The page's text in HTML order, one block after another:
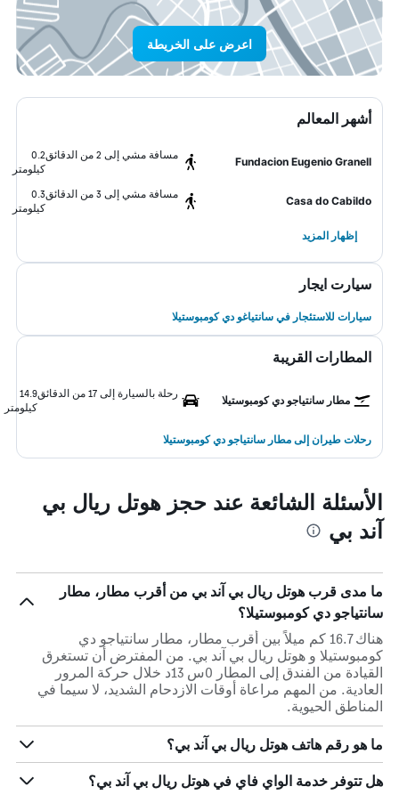
اعرض على الخريطة
أشهر المعالم
Fundacion Eugenio Granell
مسافة مشي إلى 2 من الدقائق
0.2
كيلومتر
Casa do Cabildo
مسافة مشي إلى 3 من الدقائق
0.3
كيلومتر
إظهار المزيد
سيارت ايجار
سيارات للاستئجار في سانتياغو دي كومبوستيلا
المطارات القريبة
مطار سانتياجو دي كومبوستيلا
رحلة بالسيارة إلى 17 من الدقائق
14.9
كيلومتر
رحلات طيران إلى مطار سانتياجو دي كومبوستيلا
الأسئلة الشائعة عند حجز هوتل ريال بي
آند بي
ما مدى قرب هوتل ريال بي آند بي من أقرب مطار، مطار
سانتياجو دي كومبوستيلا؟
هناك 16.7 كم ميلاً بين أقرب مطار، مطار سانتياجو دي
كومبوستيلا و هوتل ريال بي آند بي. من المفترض أن تستغرق
القيادة من الفندق إلى المطار 0س 13د خلال حركة المرور
العادية. من المهم مراعاة أوقات الازدحام الشديد، لا سيما في
المناطق الحيوية.
ما هو رقم هاتف هوتل ريال بي آند بي؟
هل تتوفر خدمة الواي فاي في هوتل ريال بي آند بي؟